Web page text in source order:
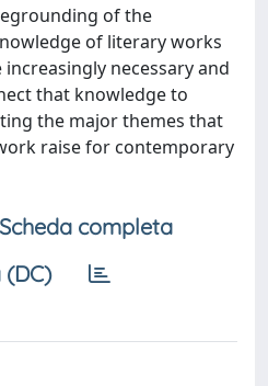
of the
of literary works
necessary and
that knowledge to
the major themes that
raise for contemporary
Scheda completa